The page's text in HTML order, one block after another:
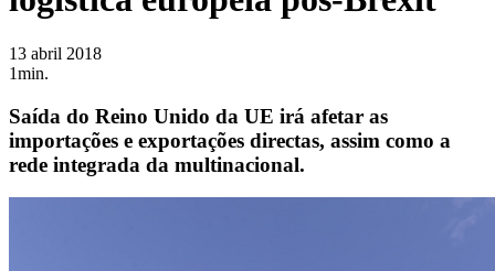
13 abril 2018
1min.
Saída do Reino Unido da UE irá afetar as
importações e exportações directas, assim como a
rede integrada da multinacional.